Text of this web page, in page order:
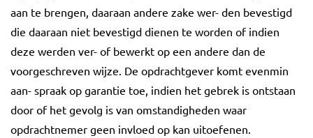
aan te brengen, daaraan andere zake wer- den bevestigd
die daaraan niet bevestigd dienen te worden of indien
deze werden ver- of bewerkt op een andere dan de
voorgeschreven wijze. De opdrachtgever komt evenmin
aan- spraak op garantie toe, indien het gebrek is ontstaan
door of het gevolg is van omstandigheden waar
opdrachtnemer geen invloed op kan uitoefenen.